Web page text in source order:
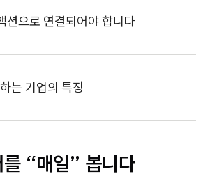
으로 연결되어야 합니다
는 기업의 특징
“매일” 봅니다